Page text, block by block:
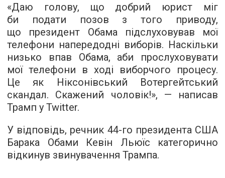
«Даю голову, що добрий юрист міг
би подати позов з того приводу,
що президент Обама підслуховував мої
телефони напередодні виборів. Наскільки
низько впав Обама, аби прослуховувати
мої телефони в ході виборчого процесу.
Це як Ніксонівський Вотергейтський
скандал. Скажений чоловік!», — написав
Трамп у Twitter.
У відповідь, речник 44-го президента США
Барака Обами Кевін Льюїс категорично
відкинув звинувачення Трампа.